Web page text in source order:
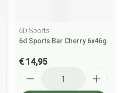
6D Sports
6d Sports Bar Cherry 6x46g
€ 14,95